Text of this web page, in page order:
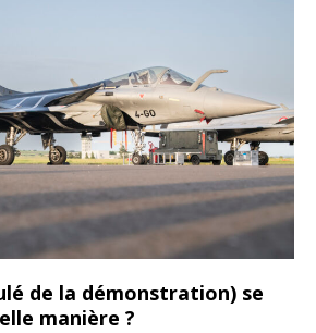
de la démonstration) se
manière ?